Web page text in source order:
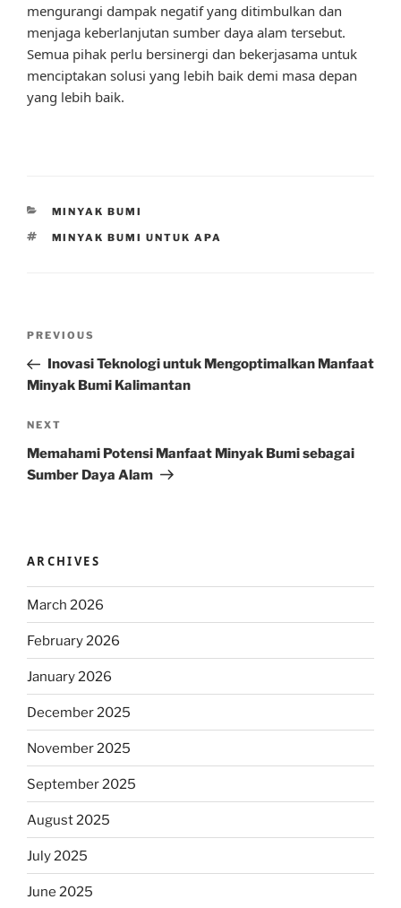
mengurangi dampak negatif yang ditimbulkan dan
menjaga keberlanjutan sumber daya alam tersebut.
Semua pihak perlu bersinergi dan bekerjasama untuk
menciptakan solusi yang lebih baik demi masa depan
yang lebih baik.
CATEGORIES
MINYAK BUMI
TAGS
MINYAK BUMI UNTUK APA
Previous
Post
PREVIOUS
Inovasi Teknologi untuk Mengoptimalkan Manfaat
Minyak Bumi Kalimantan
Next
Post
NEXT
Memahami Potensi Manfaat Minyak Bumi sebagai
Sumber Daya Alam
ARCHIVES
March 2026
February 2026
January 2026
December 2025
November 2025
September 2025
August 2025
July 2025
June 2025